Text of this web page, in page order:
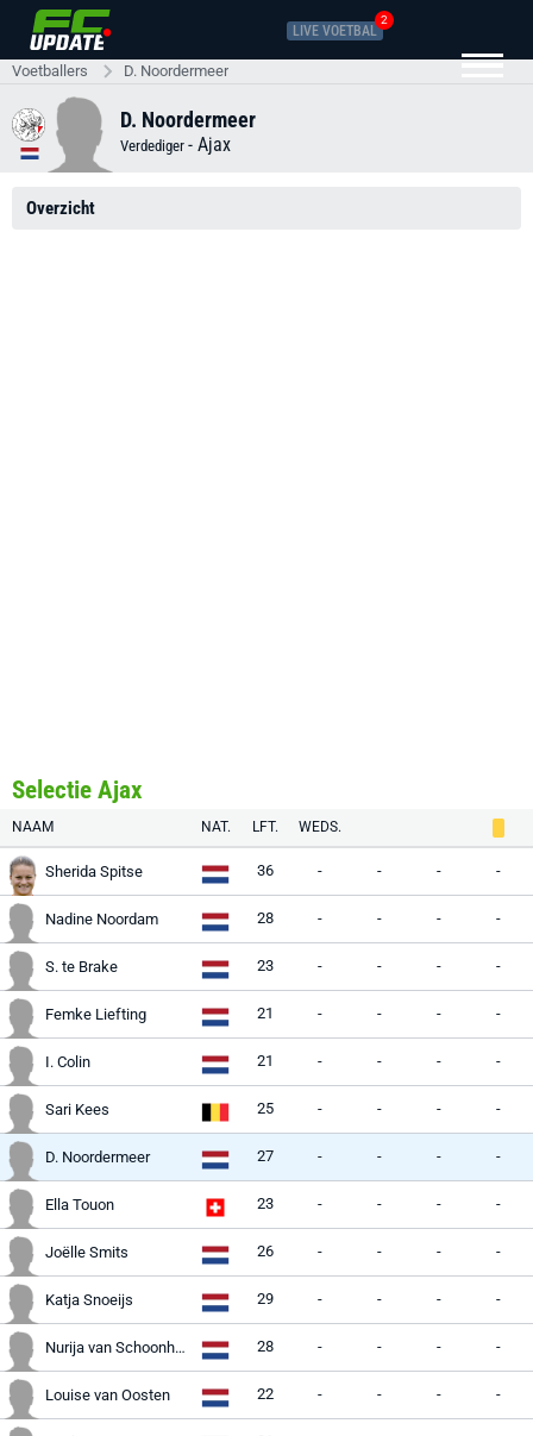
LIVE VOETBAL
2
Voetballers D. Noordermeer
D. Noordermeer
Verdediger - Ajax
Overzicht
Selectie Ajax
NAAM NAT. LFT. WEDS.
Sherida Spitse 36 - - - -
Nadine Noordam 28 - - - -
S. te Brake 23 - - - -
Femke Liefting 21 - - - -
I. Colin 21 - - - -
Sari Kees 25 - - - -
D. Noordermeer 27 - - - -
Ella Touon 23 - - - -
Joëlle Smits 26 - - - -
Katja Snoeijs 29 - - - -
Nurija van Schoonhoven 28 - - - -
Louise van Oosten 22 - - - -